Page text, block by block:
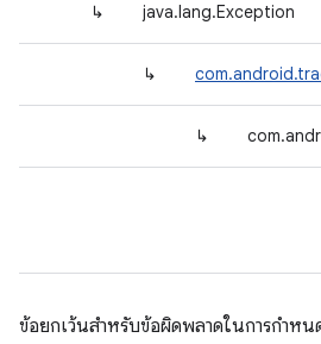
↳ java.lang.Exception
↳
↳
ข้อยกเว้นสำหรับข้อผิดพลาดในการกำหน